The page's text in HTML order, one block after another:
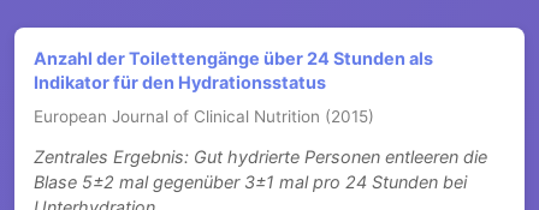
Anzahl der Toilettengänge über 24 Stunden als
Indikator für den Hydrationsstatus
European Journal of Clinical Nutrition (2015)
Zentrales Ergebnis: Gut hydrierte Personen entleeren die
Blase 5±2 mal gegenüber 3±1 mal pro 24 Stunden bei